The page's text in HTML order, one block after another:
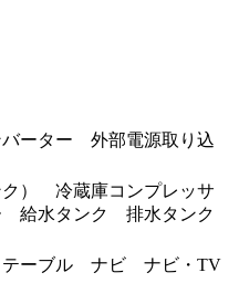
ーター 外部電源取り込
ク） 冷蔵庫コンプレッサ
給水タンク 排水タンク
ーブル ナビ ナビ・TV